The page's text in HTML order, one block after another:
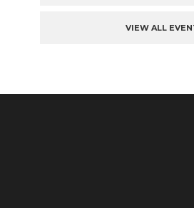
VIEW ALL